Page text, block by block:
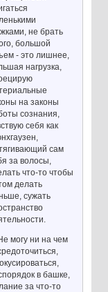
не брать
большой
- это лишнее,
нагрузка,
на законы
сознания,
себя как
сам
за волосы,
что-то чтобы
делать
сужать
могу ни на чем
в башке,
за что-то